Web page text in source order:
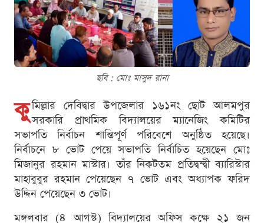
ছবি : মোঃ মাসুদ রানা
কু মিল্লার দেবিদ্বার উপজেলার ১৬১নং ছোট আলমপুর
সরকারি প্রাথমিক বিদ্যালয়ের ম্যানেজিং কমিটির
সভাপতি নির্বাচন শান্তিপূর্ণ পরিবেশে অনুষ্ঠিত হয়েছে।
নির্বাচনে ৮ ভোট পেয়ে সভাপতি নির্বাচিত হয়েছেন মোঃ
মিজানুর রহমান মাস্টার। তাঁর নিকটতম প্রতিদ্বন্দ্বী ব্যারিস্টার
মাহাবুবুর রহমান পেয়েছেন ৭ ভোট এবং অধ্যাপক ফরিদ
উদ্দিন পেয়েছেন ৩ ভোট।
মঙ্গলবার (৪ আগস্ট) বিদ্যালয়ের অফিস কক্ষে ২১ জন